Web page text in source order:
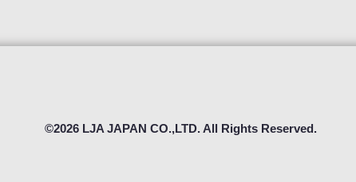
©2026 LJA JAPAN CO.,LTD. All Rights Reserved.